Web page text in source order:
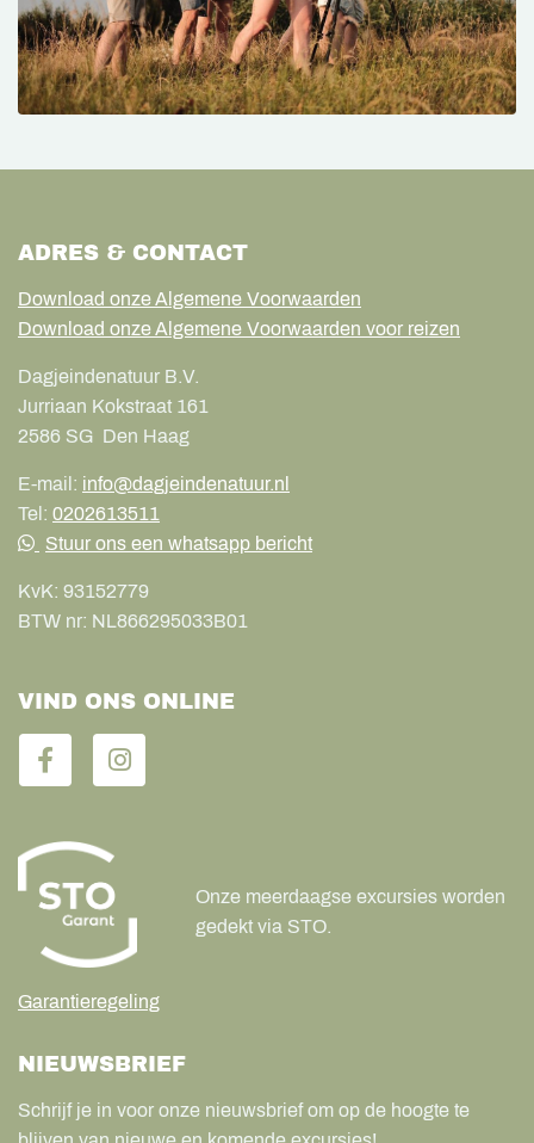
ADRES & CONTACT
Download onze Algemene Voorwaarden
Download onze Algemene Voorwaarden voor reizen
Dagjeindenatuur B.V.
Jurriaan Kokstraat 161
2586 SG Den Haag
E-mail: info@dagjeindenatuur.nl
Tel: 0202613511
Stuur ons een whatsapp bericht
KvK: 93152779
BTW nr: NL866295033B01
VIND ONS ONLINE
Garantieregeling
Onze meerdaagse excursies worden
gedekt via STO.
NIEUWSBRIEF
Schrijf je in voor onze nieuwsbrief om op de hoogte te